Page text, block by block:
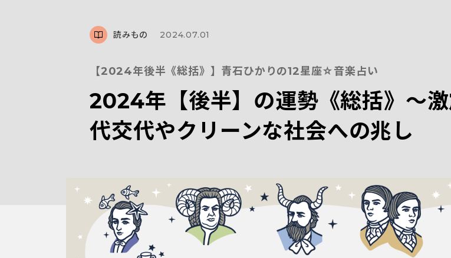
読みもの 2024.07.01
【2024年後半《総括》】青石ひかりの12星座☆音楽占い
2024年【後半】の運勢《総括》〜
代交代やクリーンな社会への兆し